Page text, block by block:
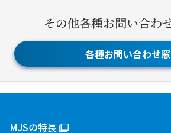
その他各種お問い合わ
各種お問い合わせ
MJSの特長